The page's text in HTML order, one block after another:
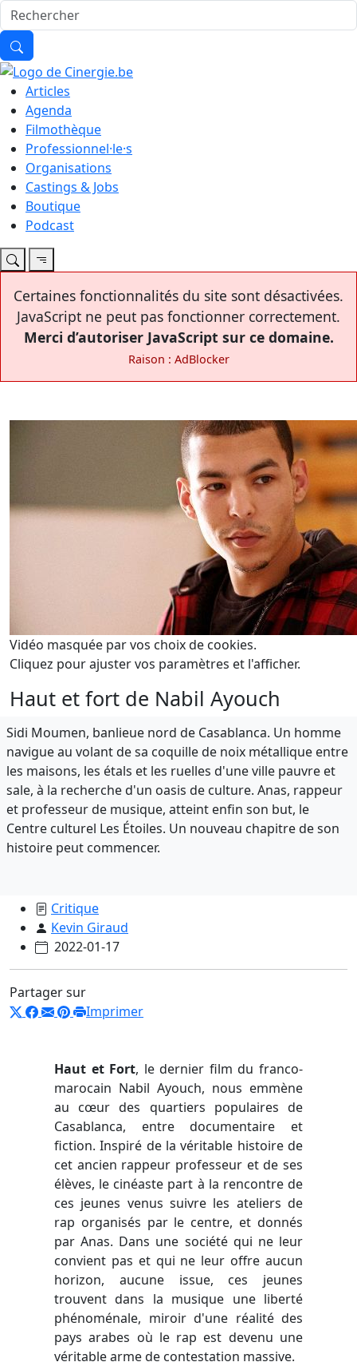
Articles
Agenda
Filmothèque
Professionnel·le·s
Organisations
Castings & Jobs
Boutique
Podcast
Certaines fonctionnalités du site sont désactivées.
JavaScript ne peut pas fonctionner correctement.
Merci d’autoriser JavaScript sur ce domaine.
Raison : AdBlocker
Vidéo masquée par vos choix de cookies.
Cliquez pour ajuster vos paramètres et l'afficher.
Haut et fort de Nabil Ayouch
Sidi Moumen, banlieue nord de Casablanca. Un homme
navigue au volant de sa coquille de noix métallique entre
les maisons, les étals et les ruelles d'une ville pauvre et
sale, à la recherche d'un oasis de culture. Anas, rappeur
et professeur de musique, atteint enfin son but, le
Centre culturel Les Étoiles. Un nouveau chapitre de son
histoire peut commencer.
Critique
Kevin Giraud
2022-01-17
Partager sur
Imprimer
Haut et Fort, le dernier film du franco-
marocain Nabil Ayouch, nous emmène
au cœur des quartiers populaires de
Casablanca, entre documentaire et
fiction. Inspiré de la véritable histoire de
cet ancien rappeur professeur et de ses
élèves, le cinéaste part à la rencontre de
ces jeunes venus suivre les ateliers de
rap organisés par le centre, et donnés
par Anas. Dans une société qui ne leur
convient pas et qui ne leur offre aucun
horizon, aucune issue, ces jeunes
trouvent dans la musique une liberté
phénoménale, miroir d'une réalité des
pays arabes où le rap est devenu une
véritable arme de contestation massive.